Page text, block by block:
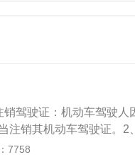
驾驶证：机动车驾驶人
注销其机动车驾驶证。2
由被依法吊销的情形，如
7758